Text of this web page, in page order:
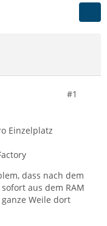
#1
Einzelplatz
dass nach dem
aus dem RAM
Weile dort